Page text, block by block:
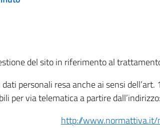
del sito in riferimento al
personali resa anche ai sensi
per via telematica a partire dall’indirizzo:
http://